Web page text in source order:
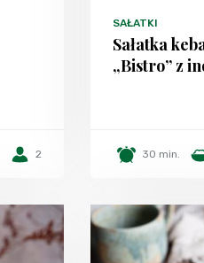
2
SAŁATKI
Sałatka
„Bistro” z
30 min.